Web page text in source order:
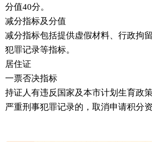
分值40分。
减分指标及分值
减分指标包括提供虚假材料、行政拘
犯罪记录等指标。
居住证
一票否决指标
持证人有违反国家及本市计划生育政
严重刑事犯罪记录的，取消申请积分资